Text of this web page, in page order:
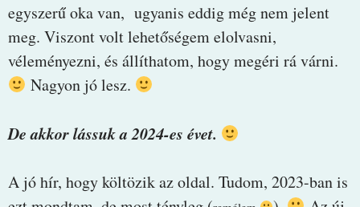
egyszerű oka van, ugyanis eddig még nem jelent
meg. Viszont volt lehetőségem elolvasni,
véleményezni, és állíthatom, hogy megéri rá várni.
Nagyon jó lesz.
De akkor lássuk a 2024-es évet.
A jó hír, hogy költözik az oldal. Tudom, 2023-ban is